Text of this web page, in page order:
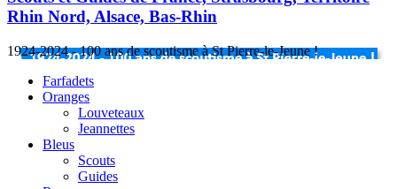
Rhin Nord, Alsace, Bas-Rhin
1924-2024 - 100 ans de scoutisme à St Pierre-le-Jeune !
Farfadets
Oranges
Louveteaux
Jeannettes
Bleus
Scouts
Guides